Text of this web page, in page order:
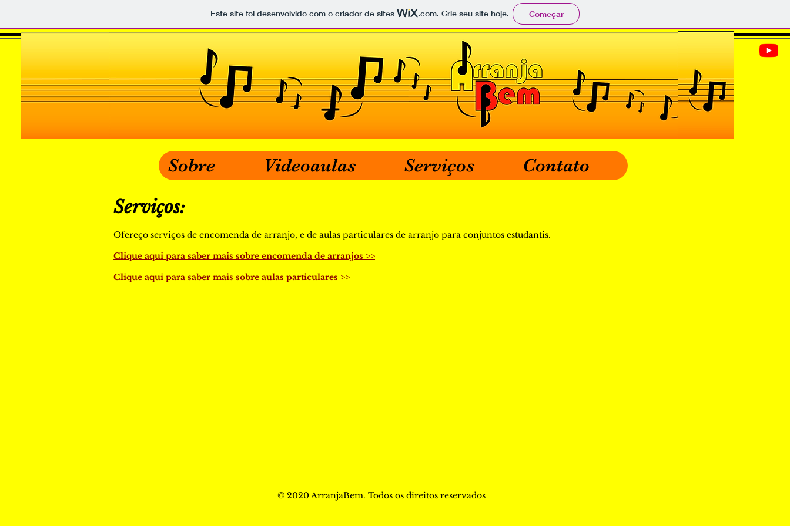
Este site foi desenvolvido com o criador de sites .com. Crie seu site hoje. Começar
Sobre Videoaulas Serviços
Contato
Serviços:
Ofereço serviços de encomenda de arranjo, e de aulas particulares de arranjo para conjuntos estudantis.
Clique aqui para saber mais sobre encomenda de arranjos >>
Clique aqui para saber mais sobre aulas particulares >>
© 2020 ArranjaBem. Todos os direitos reservados